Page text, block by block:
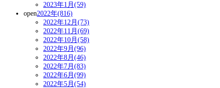
2023年1月(59)
open2022年(816)
2022年12月(73)
2022年11月(69)
2022年10月(58)
2022年9月(96)
2022年8月(46)
2022年7月(83)
2022年6月(99)
2022年5月(54)